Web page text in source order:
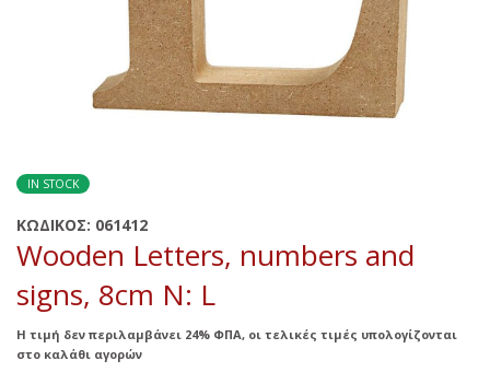
IN STOCK
ΚΩΔΙΚΟΣ: 061412
Wooden Letters, numbers and
signs, 8cm N: L
Η τιμή δεν περιλαμβάνει 24% ΦΠΑ, οι τελικές τιμές υπολογίζονται
στο καλάθι αγορών